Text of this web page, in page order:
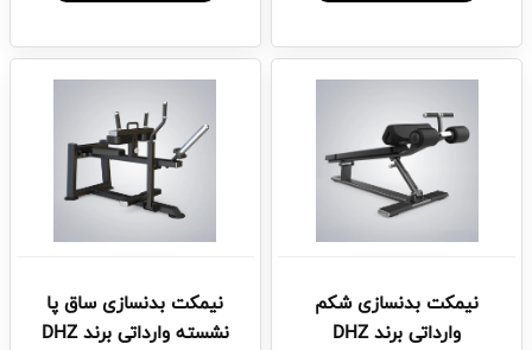
نیمکت بدنسازی شکم
وارداتی برند DHZ
نیمکت بدنسازی ساق پا
نشسته وارداتی برند DHZ